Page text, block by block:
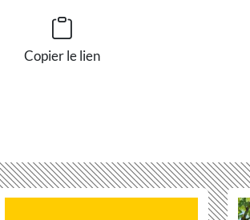
Copier le lien